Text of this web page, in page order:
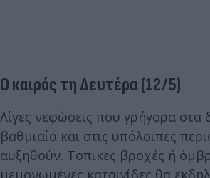
Ο καιρός τη Δευτέρα (12/5)
Λίγες νεφώσεις που γρήγορα στα
βαθμιαία και στις υπόλοιπες
αυξηθούν. Τοπικές βροχές ή
μεμονωμένες καταιγίδες θα